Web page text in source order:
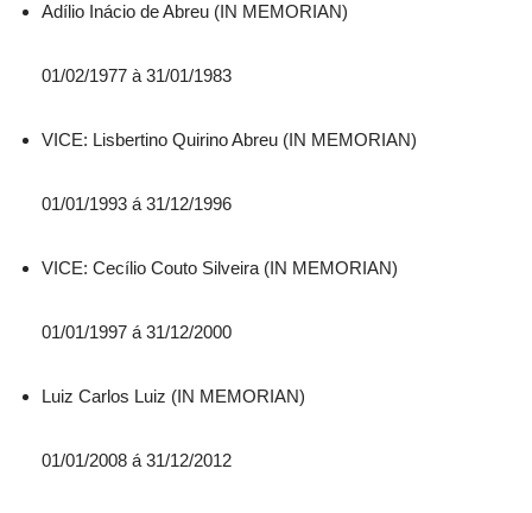
Adílio Inácio de Abreu (IN MEMORIAN)
01/02/1977 à 31/01/1983
VICE: Lisbertino Quirino Abreu (IN MEMORIAN)
01/01/1993 á 31/12/1996
VICE: Cecílio Couto Silveira (IN MEMORIAN)
01/01/1997 á 31/12/2000
Luiz Carlos Luiz (IN MEMORIAN)
01/01/2008 á 31/12/2012